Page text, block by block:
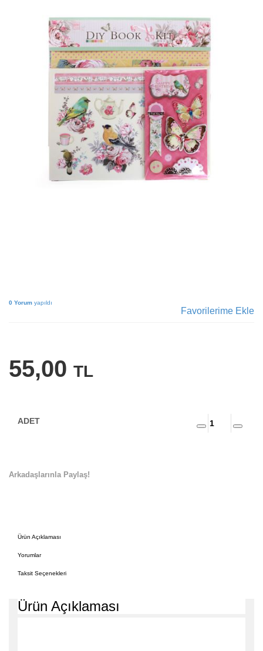
0 Yorum yapıldı
Favorilerime Ekle
55,00 TL
Arkadaşlarınla Paylaş!
Ürün Açıklaması
Yorumlar
Taksit Seçenekleri
Ürün Açıklaması